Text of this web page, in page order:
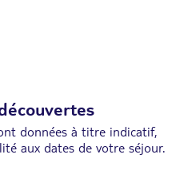
données à titre indicatif,
aux dates de votre séjour.